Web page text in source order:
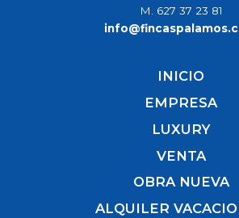
M. 627 37 23 81
INICIO
EMPRESA
LUXURY
VENTA
OBRA NUEVA
ALQUILER